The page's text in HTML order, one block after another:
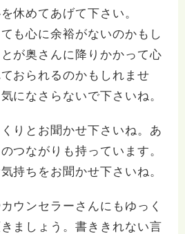
休めてあげて下さい。
も心に余裕がないのかもし
が奥さんに降りかかって心
おられるのかもしれませ
になさらないで下さいね。
りとお聞かせ下さいね。あ
つながりも持っています。
持ちをお聞かせ下さいね。
ウンセラーさんにもゆっく
ましょう。書ききれない言